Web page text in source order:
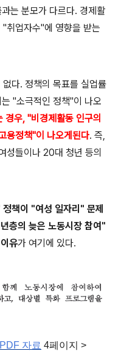
는 분모가 다르다. 경제활
"취업자수"에 영향을 받는
없다. 정책의 목표를 실업률
"소극적인 정책"이 나오
경우, "비경제활동 인구의
용정책"이 나오게된다. 즉,
성들이나 20대 청년 등의
정책이 "여성 일자리" 문제
층의 늦은 노동시장 참여"
이유가 여기에 있다.
자료 4페이지 >